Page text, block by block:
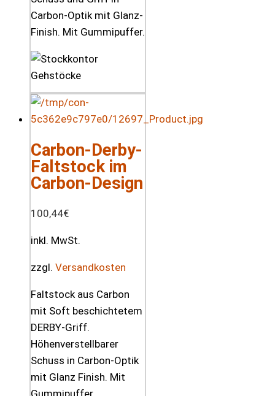
Carbon-Optik mit Glanz-
Finish. Mit Gummipuffer.
Carbon-Derby-
Faltstock im
Carbon-Design
100,44€
inkl. MwSt.
zzgl. Versandkosten
Faltstock aus Carbon
mit Soft beschichtetem
DERBY-Griff.
Höhenverstellbarer
Schuss in Carbon-Optik
mit Glanz Finish. Mit